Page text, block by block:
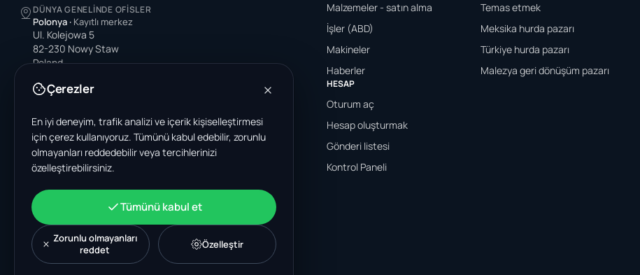
DÜNYA GENELINDE OFISLER
Polonya · Kayıtlı merkez
Ul. Kolejowa 5
82-230 Nowy Staw
Poland
Amerika Birleşik Devletleri
Pinellas Park, FL 33781-3536
United States
Hindistan
A-199, Sector 63
Noida, Uttar Pradesh 201301
India
+48 606 662 650
support@wastemarkt.com
office@wastemarkt.com
Malzemeler - satın alma
İşler (ABD)
Makineler
Haberler
Temas etmek
Meksika hurda pazarı
Türkiye hurda pazarı
Malezya geri dönüşüm pazarı
HESAP
Oturum aç
Hesap oluşturmak
Gönderi listesi
Kontrol Paneli
Çerezler
En iyi deneyim, trafik analizi ve içerik kişiselleştirmesi
için çerez kullanıyoruz. Tümünü kabul edebilir, zorunlu
olmayanları reddedebilir veya tercihlerinizi
özelleştirebilirsiniz.
Tümünü kabul et
Zorunlu olmayanları
reddet
Özelleştir